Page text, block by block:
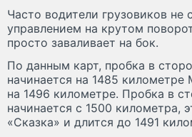
Часто водители грузовиков не
управлением на крутом
просто заваливает на бок.
По данным карт, пробка в
начинается на 1485 километре
на 1496 километре. Пробка в
начинается с 1500 километра,
«Сказка» и длится до 1491